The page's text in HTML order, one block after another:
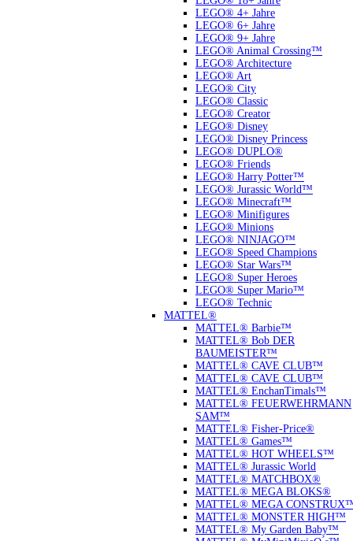
LEGO® 4+ Jahre
LEGO® 6+ Jahre
LEGO® 9+ Jahre
LEGO® Animal Crossing™
LEGO® Architecture
LEGO® Art
LEGO® City
LEGO® Classic
LEGO® Creator
LEGO® Disney
LEGO® Disney Princess
LEGO® DUPLO®
LEGO® Friends
LEGO® Harry Potter™
LEGO® Jurassic World™
LEGO® Minecraft™
LEGO® Minifigures
LEGO® Minions
LEGO® NINJAGO™
LEGO® Speed Champions
LEGO® Star Wars™
LEGO® Super Heroes
LEGO® Super Mario™
LEGO® Technic
MATTEL®
MATTEL® Barbie™
MATTEL® Bob DER
BAUMEISTER™
MATTEL® CAVE CLUB™
MATTEL® CAVE CLUB™
MATTEL® EnchanTimals™
MATTEL® FEUERWEHRMANN
SAM™
MATTEL® Fisher-Price®
MATTEL® Games™
MATTEL® HOT WHEELS™
MATTEL® Jurassic World
MATTEL® MATCHBOX®
MATTEL® MEGA BLOKS®
MATTEL® MEGA
MATTEL® MONSTER HIGH™
MATTEL® My Garden Baby™